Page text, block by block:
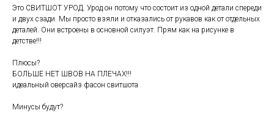
Это СВИТШОТ УРОД. Урод он потому что состоит из одной детали спереди
и двух сзади. Мы просто взяли и отказались от рукавов как от отдельных
деталей. Они встроены в основной силуэт. Прям как на рисунке в
детстве!!!
Плюсы?
БОЛЬШЕ НЕТ ШВОВ НА ПЛЕЧАХ!!!
идеальный оверсайз фасон свитшота
Минусы будут?